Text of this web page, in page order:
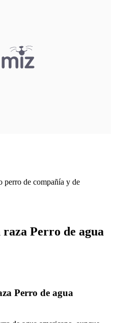
perro de compañía y de
Perro de agua
Perro de agua